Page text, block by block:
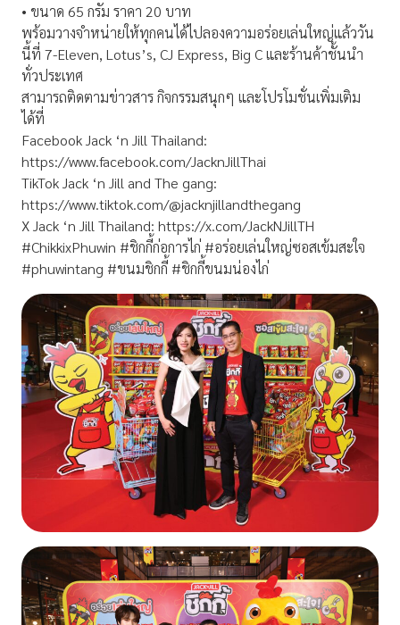
• ขนาด 65 กรัม ราคา 20 บาท
พร้อมวางจำหน่ายให้ทุกคนได้ไปลองความอร่อยเล่นใหญ่แล้ววัน
นี้ที่ 7-Eleven, Lotus’s, CJ Express, Big C และร้านค้าชั้นนำ
ทั่วประเทศ
สามารถติดตามข่าวสาร กิจกรรมสนุกๆ และโปรโมชั่นเพิ่มเติม
ได้ที่
Facebook Jack ‘n Jill Thailand:
https://www.facebook.com/JacknJillThai
TikTok Jack ‘n Jill and The gang:
https://www.tiktok.com/@jacknjillandthegang
X Jack ‘n Jill Thailand: https://x.com/JackNJillTH
#ChikkixPhuwin #ชิกกี้ก่อการไก่ #อร่อยเล่นใหญ่ซอสเข้มสะใจ
#phuwintang #ขนมชิกกี้ #ชิกกี้ขนมน่องไก่